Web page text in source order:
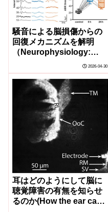
騒音による脳損傷からの
回復メカニズムを解明
（Neurophysiology:
How the brain recovers
from noise-induced
damage）
2026-04-30
耳はどのようにして脳に
聴覚障害の有無を知らせ
るのか(How the ear can